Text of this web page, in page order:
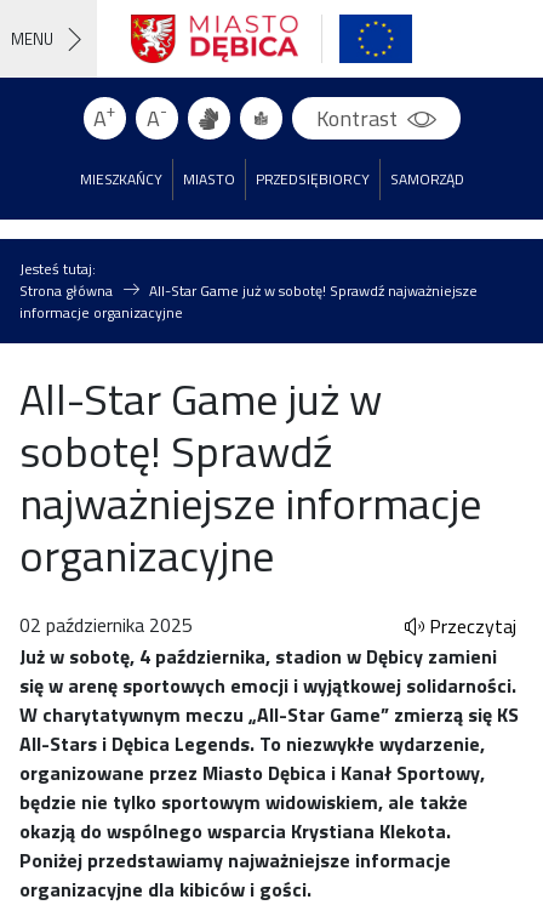
MENU
MIESZKAŃCY MIASTO PRZEDSIĘBIORCY SAMORZĄD
A+ A- Kontrast
Jesteś tutaj:
Strona główna
All-Star Game już w sobotę! Sprawdź najważniejsze
informacje organizacyjne
All-Star Game już w
sobotę! Sprawdź
najważniejsze informacje
organizacyjne
02 października 2025
Przeczytaj
Już w sobotę, 4 października, stadion w Dębicy zamieni
się w arenę sportowych emocji i wyjątkowej solidarności.
W charytatywnym meczu „All-Star Game” zmierzą się KS
All-Stars i Dębica Legends. To niezwykłe wydarzenie,
organizowane przez Miasto Dębica i Kanał Sportowy,
będzie nie tylko sportowym widowiskiem, ale także
okazją do wspólnego wsparcia Krystiana Klekota.
Poniżej przedstawiamy najważniejsze informacje
organizacyjne dla kibiców i gości.